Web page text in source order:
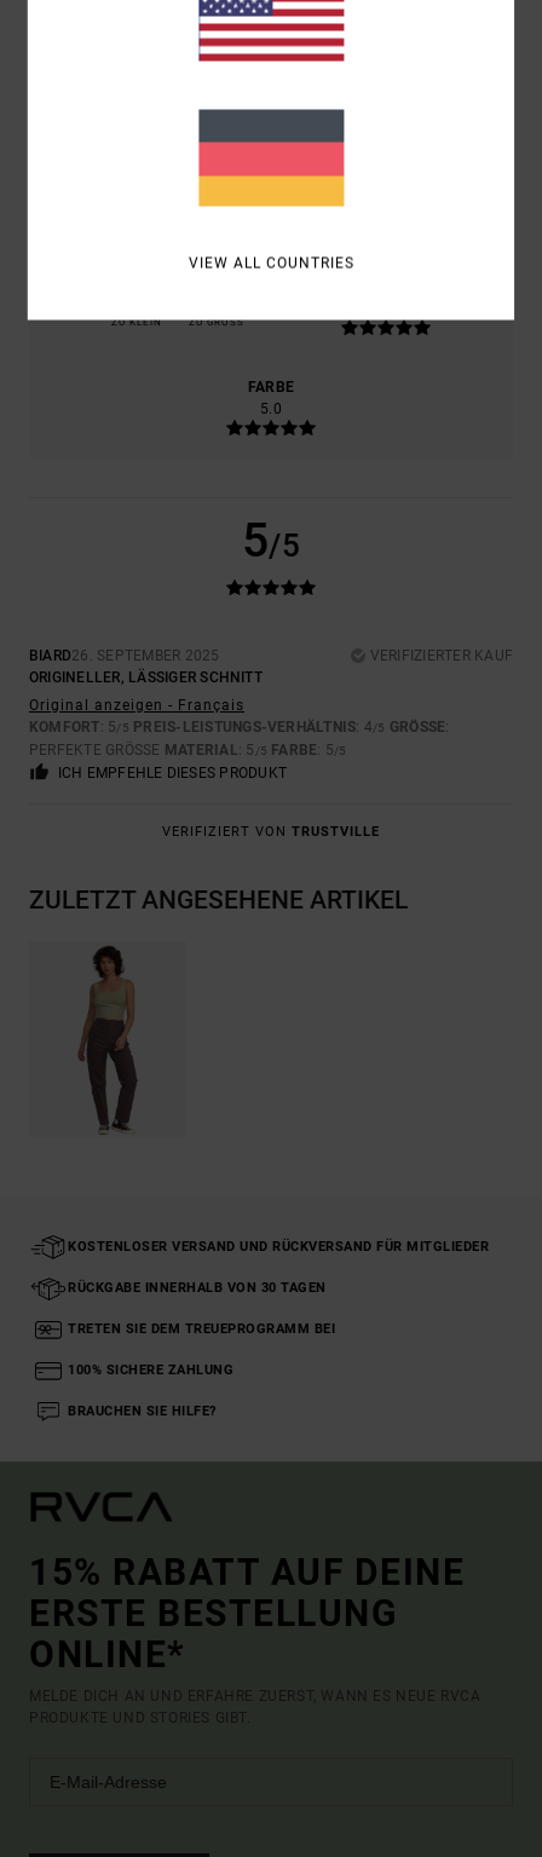
100% UNSERER KUNDEN EMPFEHLEN DIESES PRODUKT
5.0
4.0
ZU KLEIN ZU GROSS
FARBE
5.0
5/5
BIARD26. SEPTEMBER 2025
VERIFIZIERTER KAUF
ORIGINELLER, LÄSSIGER SCHNITT
Original anzeigen - Français
KOMFORT: 5/5 PREIS-LEISTUNGS-VERHÄLTNIS: 4/5 GRÖSSE :
PERFEKTE GRÖSSE MATERIAL: 5 /5 FARBE: 5/5
ICH EMPFEHLE DIESES PRODUKT
VERIFIZIERT VON TRUSTVILLE
ZULETZT ANGESEHENE ARTIKEL
KOSTENLOSER VERSAND UND RÜCKVERSAND FÜR MITGLIEDER
RÜCKGABE INNERHALB VON 30 TAGEN
TRETEN SIE DEM TREUEPROGRAMM BEI
100% SICHERE ZAHLUNG
BRAUCHEN SIE HILFE?
15% RABATT AUF DEINE
ERSTE BESTELLUNG
ONLINE*
MELDE DICH AN UND ERFAHRE ZUERST, WANN ES NEUE RVCA
PRODUKTE UND STORIES GIBT.
VIEW ALL COUNTRIES